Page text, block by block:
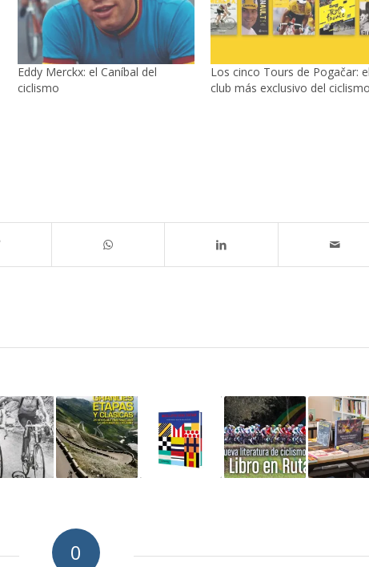
Eddy Merckx: el Caníbal del
ciclismo
Los cinco Tours de Pogačar: el
club más exclusivo del ciclismo
0